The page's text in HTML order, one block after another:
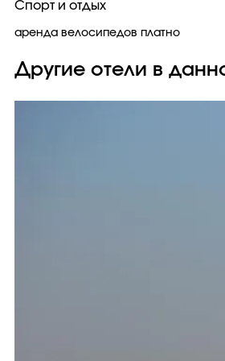
Спорт и отдых
аренда велосипедов платно
Другие отели в